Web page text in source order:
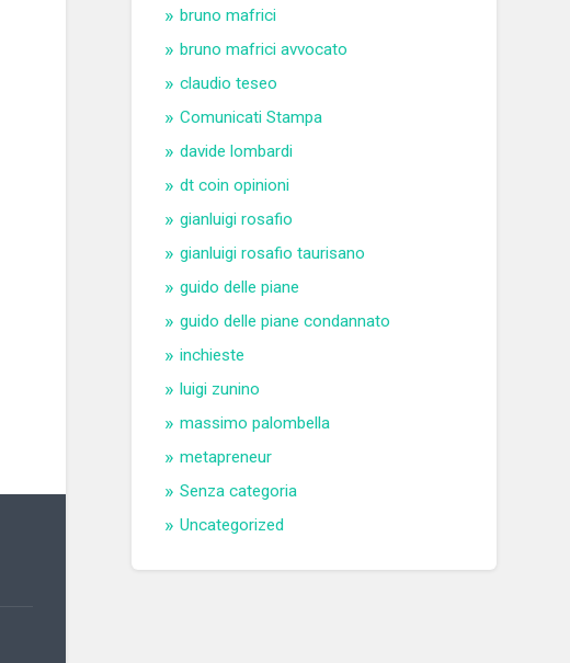
bruno mafrici
bruno mafrici avvocato
claudio teseo
Comunicati Stampa
davide lombardi
dt coin opinioni
gianluigi rosafio
gianluigi rosafio taurisano
guido delle piane
guido delle piane condannato
inchieste
luigi zunino
massimo palombella
metapreneur
Senza categoria
Uncategorized